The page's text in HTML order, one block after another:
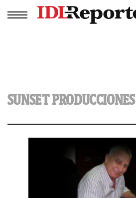
SUNSET PRODUCCIONES